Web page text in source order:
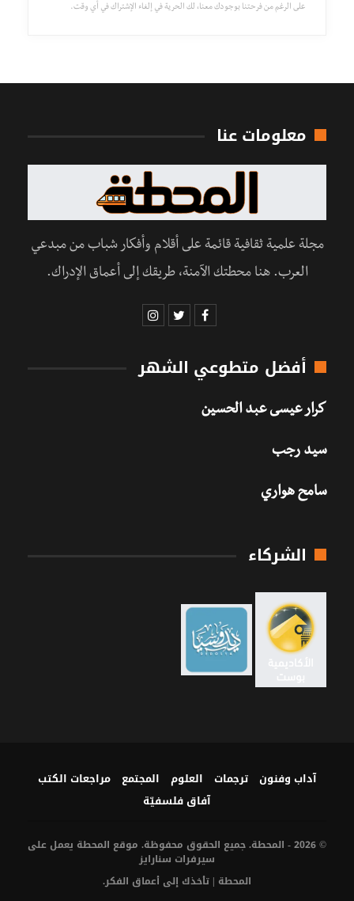
على الرغم من فرحتنا بوجودك معنا، لك الحرية في إلغاء الإشتراك في أي وقت.
معلومات عنا
مجلة علمية ثقافية قائمة على أقلام وأفكار شباب من مبدعي
العرب. هنا محطتك الآمنة، طريقك إلى أعماق الإدراك.
أفضل متطوعي الشهر
كرار عيسى عبد الحسين
سيد رجب
سامح هواري
الشركاء
آداب وفنون ترجمات العلوم المجتمع
مراجعات الكتب
آفاق فلسفيّة‎
© 2026 - المحطة. جميع الحقوق محفوظة. موقع المحطة يعمل على
سيرفرات سنارايز
المحطة | تأخذك إلى أعماق الفكر.